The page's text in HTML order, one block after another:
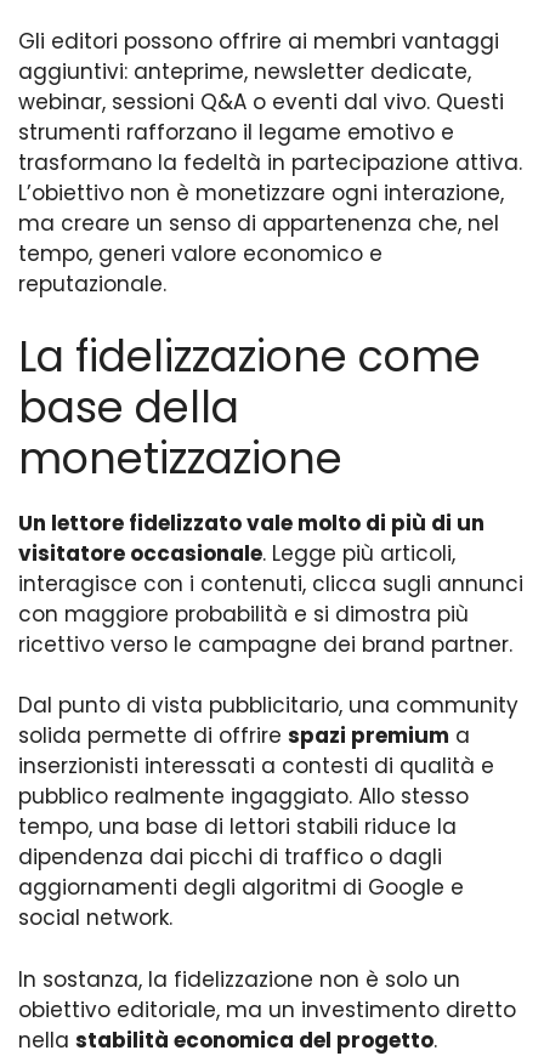
Gli editori possono offrire ai membri vantaggi
aggiuntivi: anteprime, newsletter dedicate,
webinar, sessioni Q&A o eventi dal vivo. Questi
strumenti rafforzano il legame emotivo e
trasformano la fedeltà in partecipazione attiva.
L’obiettivo non è monetizzare ogni interazione,
ma creare un senso di appartenenza che, nel
tempo, generi valore economico e
reputazionale.
La fidelizzazione come
base della
monetizzazione
Un lettore fidelizzato vale molto di più di un
visitatore occasionale. Legge più articoli,
interagisce con i contenuti, clicca sugli annunci
con maggiore probabilità e si dimostra più
ricettivo verso le campagne dei brand partner.
Dal punto di vista pubblicitario, una community
solida permette di offrire spazi premium a
inserzionisti interessati a contesti di qualità e
pubblico realmente ingaggiato. Allo stesso
tempo, una base di lettori stabili riduce la
dipendenza dai picchi di traffico o dagli
aggiornamenti degli algoritmi di Google e
social network.
In sostanza, la fidelizzazione non è solo un
obiettivo editoriale, ma un investimento diretto
nella stabilità economica del progetto.